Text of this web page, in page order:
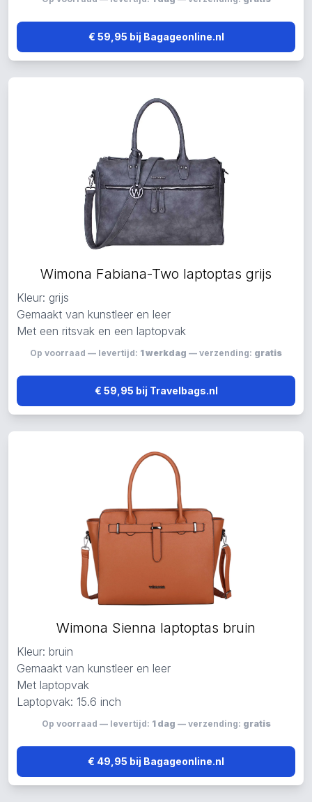
€ 59,95 bij Bagageonline.nl
Wimona Fabiana-Two laptoptas grijs
Kleur: grijs
Gemaakt van kunstleer en leer
Met een ritsvak en een laptopvak
Op voorraad — levertijd: 1 werkdag — verzending: gratis
€ 59,95 bij Travelbags.nl
Wimona Sienna laptoptas bruin
Kleur: bruin
Gemaakt van kunstleer en leer
Met laptopvak
Laptopvak: 15.6 inch
Op voorraad — levertijd: 1 dag — verzending: gratis
€ 49,95 bij Bagageonline.nl